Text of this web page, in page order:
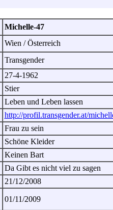
Michelle-47
Wien / Österreich
Transgender
27-4-1962
Stier
Leben und Leben lassen
http://profil.transgender.at/
Frau zu sein
Schöne Kleider
Keinen Bart
Da Gibt es nicht viel zu sagen
21/12/2008
01/11/2009